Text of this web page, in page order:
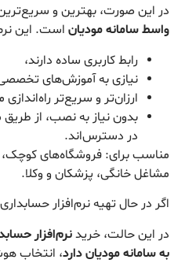
در این صورت، بهترین و سریع‌ترین
واسط سامانه مودیان است. این
رابط کاربری ساده دارند،
نیازی به آموزش‌های تخصصی
ارزان‌تر و سریع‌تر
بدون نیاز به نصب، از
در دسترس‌اند.
مناسب برای: فروشگاه‌های
مشاغل خانگی، پزشکان و وکلا.
اگر در حال تهیه نرم‌افزار
در این حالت، خریدنرم‌افزار
به سامانه مودیان دارد، انتخاب